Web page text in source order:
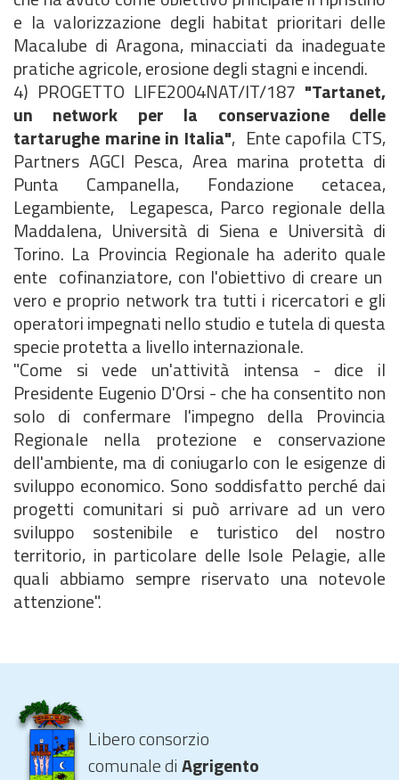
e la valorizzazione degli habitat prioritari delle
Macalube di Aragona, minacciati da inadeguate
pratiche agricole, erosione degli stagni e incendi.
4) PROGETTO LIFE2004NAT/IT/187 "Tartanet,
un network per la conservazione delle
tartarughe marine in Italia", Ente capofila CTS,
Partners AGCI Pesca, Area marina protetta di
Punta Campanella, Fondazione cetacea,
Legambiente, Legapesca, Parco regionale della
Maddalena, Università di Siena e Università di
Torino. La Provincia Regionale ha aderito quale
ente cofinanziatore, con l'obiettivo di creare un
vero e proprio network tra tutti i ricercatori e gli
operatori impegnati nello studio e tutela di questa
specie protetta a livello internazionale.
"Come si vede un'attività intensa - dice il
Presidente Eugenio D'Orsi - che ha consentito non
solo di confermare l'impegno della Provincia
Regionale nella protezione e conservazione
dell'ambiente, ma di coniugarlo con le esigenze di
sviluppo economico. Sono soddisfatto perché dai
progetti comunitari si può arrivare ad un vero
sviluppo sostenibile e turistico del nostro
territorio, in particolare delle Isole Pelagie, alle
quali abbiamo sempre riservato una notevole
attenzione".
Libero consorzio
comunale diAgrigento